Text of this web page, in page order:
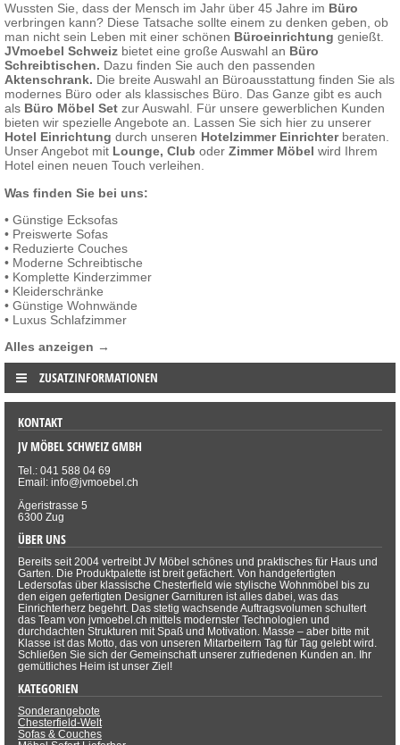
Wussten Sie, dass der Mensch im Jahr über 45 Jahre im Büro
verbringen kann? Diese Tatsache sollte einem zu denken geben, ob
man nicht sein Leben mit einer schönen Büroeinrichtung genießt.
JVmoebel Schweiz bietet eine große Auswahl an Büro
Schreibtischen. Dazu finden Sie auch den passenden
Aktenschrank. Die breite Auswahl an Büroausstattung finden Sie als
modernes Büro oder als klassisches Büro. Das Ganze gibt es auch
als Büro Möbel Set zur Auswahl. Für unsere gewerblichen Kunden
bieten wir spezielle Angebote an. Lassen Sie sich hier zu unserer
Hotel Einrichtung durch unseren Hotelzimmer Einrichterberaten.
Unser Angebot mit Lounge, Club oder Zimmer Möbel wird Ihrem
Hotel einen neuen Touch verleihen.
Was finden Sie bei uns:
• Günstige Ecksofas
• Preiswerte Sofas
• Reduzierte Couches
• Moderne Schreibtische
• Komplette Kinderzimmer
• Kleiderschränke
• Günstige Wohnwände
• Luxus Schlafzimmer
Alles anzeigen →
ZUSATZINFORMATIONEN
KONTAKT
JV MÖBEL SCHWEIZ GMBH
Tel.: 041 588 04 69
Email: info@jvmoebel.ch
Ägeristrasse 5
6300 Zug
ÜBER UNS
Bereits seit 2004 vertreibt JV Möbel schönes und praktisches für Haus und
Garten. Die Produktpalette ist breit gefächert. Von handgefertigten
Ledersofas über klassische Chesterfield wie stylische Wohnmöbel bis zu
den eigen gefertigten Designer Garnituren ist alles dabei, was das
Einrichterherz begehrt. Das stetig wachsende Auftragsvolumen schultert
das Team von jvmoebel.ch mittels modernster Technologien und
durchdachten Strukturen mit Spaß und Motivation. Masse – aber bitte mit
Klasse ist das Motto, das von unseren Mitarbeitern Tag für Tag gelebt wird.
Schließen Sie sich der Gemeinschaft unserer zufriedenen Kunden an. Ihr
gemütliches Heim ist unser Ziel!
KATEGORIEN
Sonderangebote
Chesterfield-Welt
Sofas & Couches